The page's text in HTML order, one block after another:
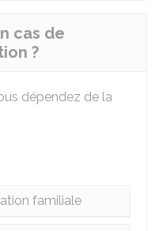
cas de
?
dépendez de la
familiale